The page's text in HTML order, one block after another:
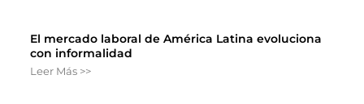
El mercado laboral de América Latina evoluciona
con informalidad
Leer Más >>